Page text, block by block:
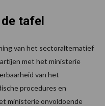
tafel
van het sectoralternatief
met het ministerie
van het
procedures en
ministerie onvoldoende